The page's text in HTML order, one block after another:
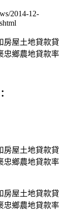
2014-12-
房屋土地貸款貸
忠鄉農地貸款率
房屋土地貸款貸
忠鄉農地貸款率
房屋土地貸款貸
忠鄉農地貸款率